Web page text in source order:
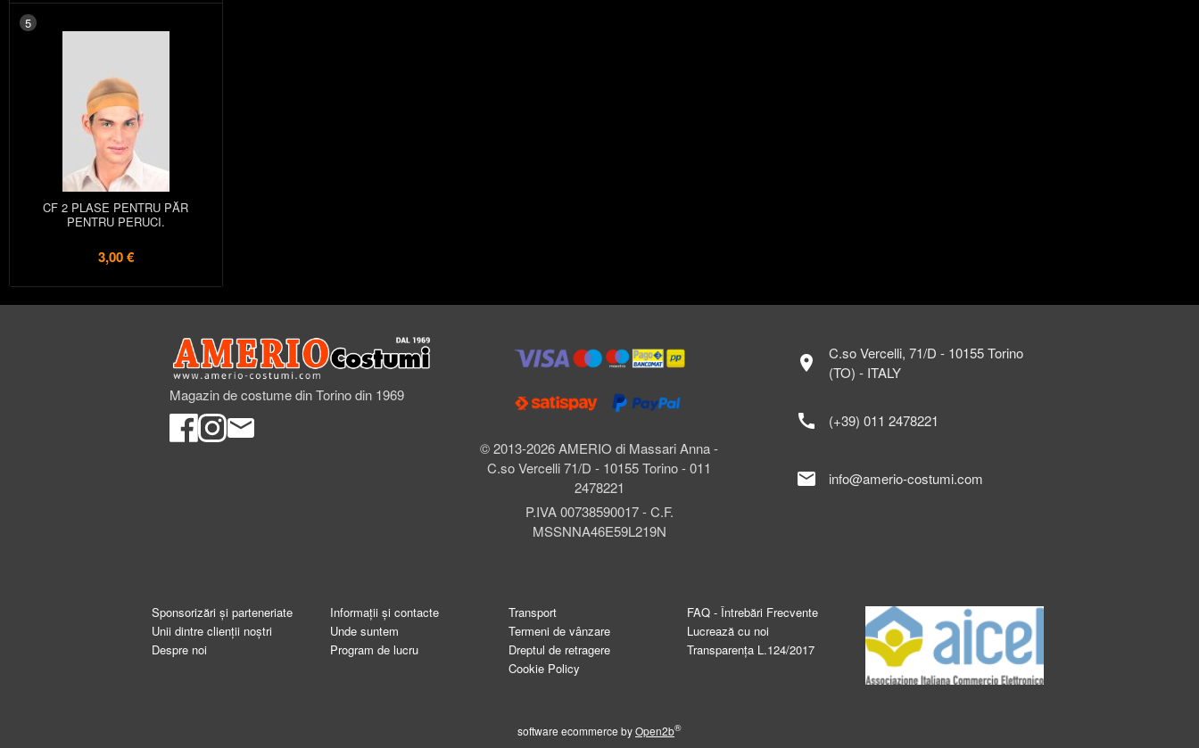
5
CF 2 PLASE PENTRU PĂR
PENTRU PERUCI.
3,00 €
Magazin de costume din Torino din 1969
© 2013-2026 AMERIO di Massari Anna -
C.so Vercelli 71/D - 10155 Torino - 011
2478221
P.IVA 00738590017 - C.F.
MSSNNA46E59L219N
location_on
C.so Vercelli, 71/D - 10155 Torino
(TO) - ITALY
call (+39) 011 2478221
mail info@amerio-costumi.com
Sponsorizări și parteneriate
Unii dintre clienții noștri
Despre noi
Informații și contacte
Unde suntem
Program de lucru
Transport
Termeni de vânzare
Dreptul de retragere
Cookie Policy
FAQ - Întrebări Frecvente
Lucrează cu noi
Transparența L.124/2017
software ecommerce byOpen2b®